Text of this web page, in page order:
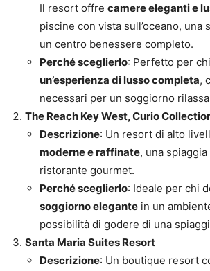
Il resort offre camere eleganti e
piscine con vista sull’oceano, una
un centro benessere completo.
Perché sceglierlo: Perfetto per
un’esperienza di lusso completa,
necessari per un soggiorno
The Reach Key West, Curio
Descrizione: Un resort di alto
moderne e raffinate, una
ristorante gourmet.
Perché sceglierlo: Ideale per chi
soggiorno elegante in un
possibilità di godere di una
Santa Maria Suites Resort
Descrizione: Un boutique resort